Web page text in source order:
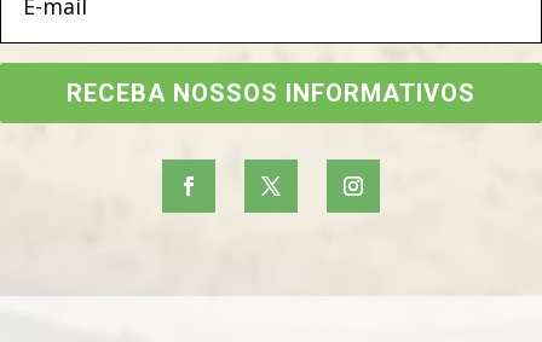
RECEBA NOSSOS INFORMATIVOS